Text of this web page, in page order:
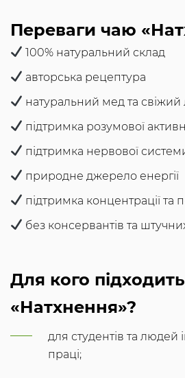
Переваги чаю
100% натуральний склад
авторська рецептура
натуральний мед та
підтримка розумової
підтримка нервової
природне джерело енергії
підтримка концентрації та
без консервантів та
Для кого
«Натхнення»?
для студентів та людей
праці;